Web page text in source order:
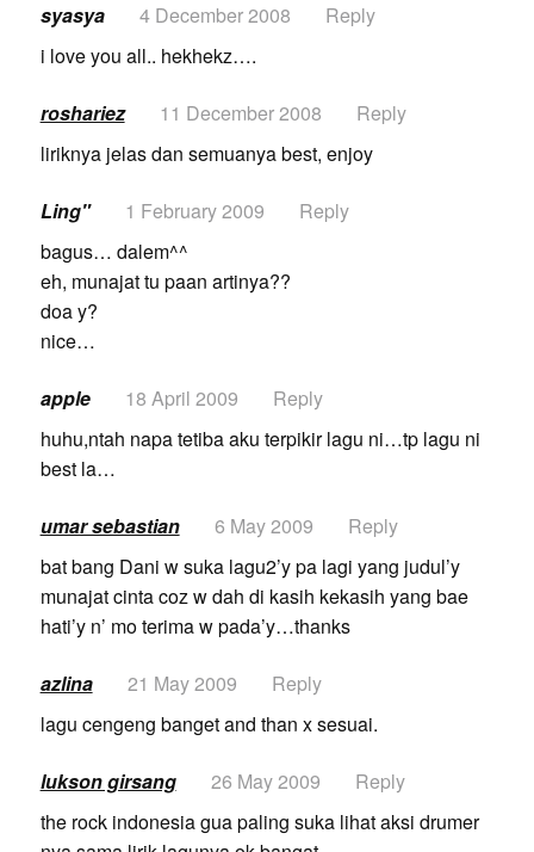
syasya 4 December 2008
Reply
i love you all.. hekhekz….
roshariez 11 December 2008
Reply
liriknya jelas dan semuanya best, enjoy
Ling" 1 February 2009
Reply
bagus… dalem^^
eh, munajat tu paan artinya??
doa y?
nice…
apple 18 April 2009
Reply
huhu,ntah napa tetiba aku terpikir lagu ni…tp lagu ni
best la…
umar sebastian 6 May 2009
Reply
bat bang Dani w suka lagu2’y pa lagi yang judul’y
munajat cinta coz w dah di kasih kekasih yang bae
hati’y n’ mo terima w pada’y…thanks
azlina 21 May 2009
Reply
lagu cengeng banget and than x sesuai.
lukson girsang 26 May 2009
Reply
the rock indonesia gua paling suka lihat aksi drumer